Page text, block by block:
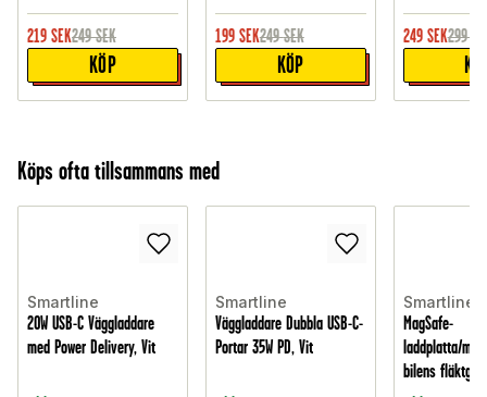
219 SEK249 SEK
KÖP
199 SEK249 SEK
KÖP
249 SEK299
Köps ofta tillsammans med
Smartline
20W USB-C Väggladdare
med Power Delivery, Vit
Smartline
Väggladdare Dubbla USB-C-
Portar 35W PD, Vit
Smartline
MagSafe-
laddplatta/
bilens